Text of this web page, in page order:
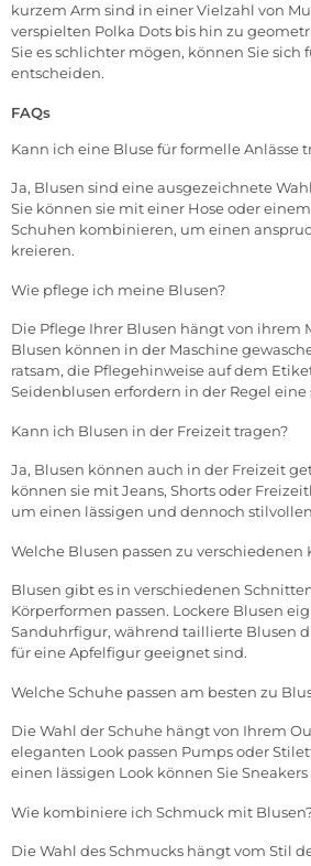
kurzem Arm sind in einer Vielzahl von
verspielten Polka Dots bis hin zu
Sie es schlichter mögen, können Sie sich
entscheiden.
FAQs
Kann ich eine Bluse für formelle Anlässe
Ja, Blusen sind eine ausgezeichnete
Sie können sie mit einer Hose oder
Schuhen kombinieren, um einen
kreieren.
Wie pflege ich meine Blusen?
Die Pflege Ihrer Blusen hängt von ihrem
Blusen können in der Maschine
ratsam, die Pflegehinweise auf dem
Seidenblusen erfordern in der Regel eine
Kann ich Blusen in der Freizeit tragen?
Ja, Blusen können auch in der Freizeit
können sie mit Jeans, Shortsoder
um einen lässigen und dennoch
Welche Blusen passen zu verschiedenen
Blusen gibt es in verschiedenen
Körperformen passen. Lockere Blusen
Sanduhrfigur, während taillierte Blusen
für eine Apfelfigur geeignet sind.
Welche Schuhe passen am besten zu
Die Wahl der Schuhe hängt von Ihrem
eleganten Look passen Pumps oder
einen lässigen Look können Sie
Wie kombiniere ich Schmuck mit
Die Wahl des Schmucks hängt vom Stil